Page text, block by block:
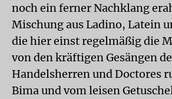
noch ein ferner Nachklang
Mischung aus Ladino, Latein
die hier einst regelmäßig die
von den kräftigen Gesängen
Handelsherren und Doctores
Bima und vom leisen